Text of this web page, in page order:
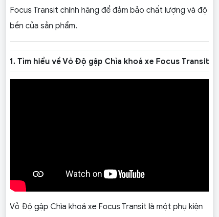
Focus Transit chính hãng để đảm bảo chất lượng và độ
bền của sản phẩm.
1. Tìm hiểu về Vỏ Độ gập Chìa khoá xe Focus Transit
Vỏ Độ gập Chìa khoá xe Focus Transit là một phụ kiện